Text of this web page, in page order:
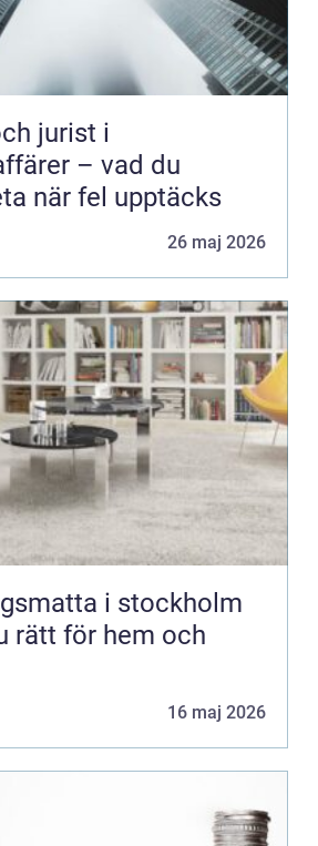
jurist i
– vad du
när fel upptäcks
26 maj 2026
i stockholm
rätt för hem och
16 maj 2026